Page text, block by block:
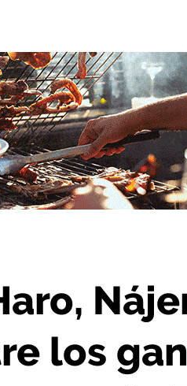
entre los ganadores de los premios
los